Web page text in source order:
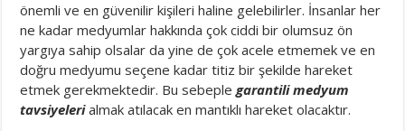
önemli ve en güvenilir kişileri haline gelebilirler. İnsanlar her
ne kadar medyumlar hakkında çok ciddi bir olumsuz ön
yargıya sahip olsalar da yine de çok acele etmemek ve en
doğru medyumu seçene kadar titiz bir şekilde hareket
etmek gerekmektedir. Bu sebeplegarantili medyum
tavsiyelerialmak atılacak en mantıklı hareket olacaktır.